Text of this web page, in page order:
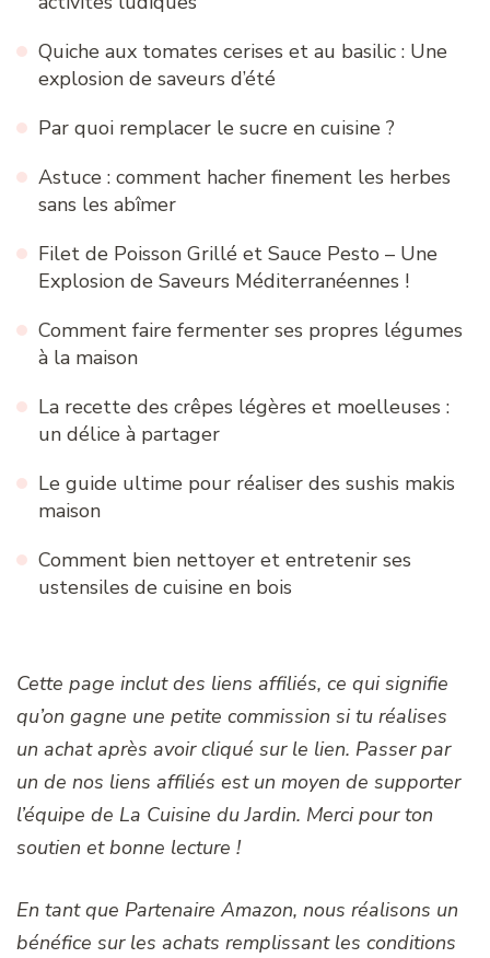
Quiche aux tomates cerises et au basilic : Une
explosion de saveurs d’été
Par quoi remplacer le sucre en cuisine ?
Astuce : comment hacher finement les herbes
sans les abîmer
Filet de Poisson Grillé et Sauce Pesto – Une
Explosion de Saveurs Méditerranéennes !
Comment faire fermenter ses propres légumes
à la maison
La recette des crêpes légères et moelleuses :
un délice à partager
Le guide ultime pour réaliser des sushis makis
maison
Comment bien nettoyer et entretenir ses
ustensiles de cuisine en bois
Cette page inclut des liens affiliés, ce qui signifie
qu’on gagne une petite commission si tu réalises
un achat après avoir cliqué sur le lien. Passer par
un de nos liens affiliés est un moyen de supporter
l’équipe de La Cuisine du Jardin. Merci pour ton
soutien et bonne lecture !
En tant que Partenaire Amazon, nous réalisons un
bénéfice sur les achats remplissant les conditions